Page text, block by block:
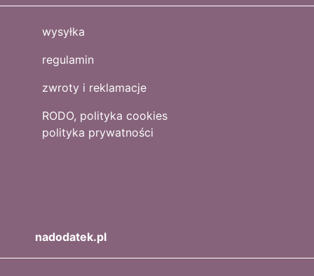
wysyłka
regulamin
zwroty i reklamacje
RODO, polityka cookies
polityka prywatności
nadodatek.pl